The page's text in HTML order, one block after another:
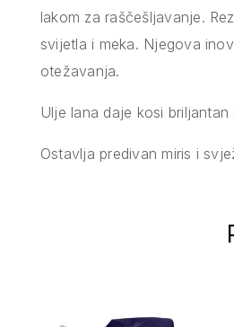
lakom za raščešljavanje.
svijetla i meka. Njegova
otežavanja.
Ulje lana daje kosi
Ostavlja predivan miris i